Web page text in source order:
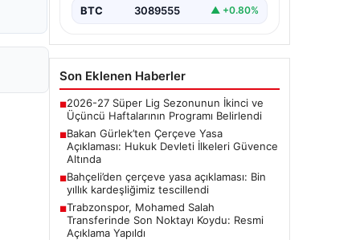
BTC 3089555 ▲ +0.80%
Son Eklenen Haberler
■2026-27 Süper Lig Sezonunun İkinci ve
Üçüncü Haftalarının Programı Belirlendi
■Bakan Gürlek’ten Çerçeve Yasa
Açıklaması: Hukuk Devleti İlkeleri Güvence
Altında
■Bahçeli’den çerçeve yasa açıklaması: Bin
yıllık kardeşliğimiz tescillendi
■Trabzonspor, Mohamed Salah
Transferinde Son Noktayı Koydu: Resmi
Açıklama Yapıldı